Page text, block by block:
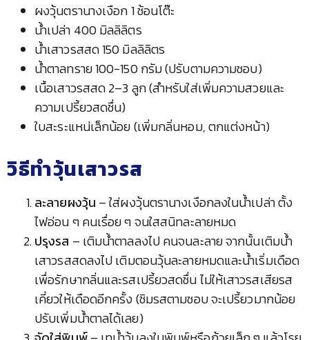
ผงวุ้นตรานางเงือก 1 ช้อนโต๊ะ
น้ำเปล่า 400 มิลลิลิตร
น้ำเสาวรสสด 150 มิลลิลิตร
น้ำตาลทราย 100-150 กรัม (ปรับตามความชอบ)
เนื้อเสาวรสสด 2–3 ลูก (สำหรับใส่เพิ่มความสวยและ
ความเปรี้ยวสดชื่น)
ใบสะระแหน่เล็กน้อย (เพิ่มกลิ่นหอม, ตกแต่งหน้า)
วิธีทำวุ้นเสาวรส
ละลายผงวุ้น – ใส่ผงวุ้นตรานางเงือกลงในน้ำเปล่า ตั้ง
ไฟอ่อน ๆ คนเรื่อย ๆ จนใสสนิทละลายหมด
ปรุงรส – เติมน้ำตาลลงไป คนจนละลาย จากนั้นเติมน้ำ
เสาวรสสดลงไป เติมตอนวุ้นละลายหมดและน้ำเริ่มเดือด
เพื่อรักษากลิ่นและรสเปรี้ยวสดชื่น ไม่ให้เสาวรสเสียรส
เคี่ยวให้เดือดอีกครั้ง (ชิมรสตามชอบ จะเปรี้ยวมากน้อย
ปรับเพิ่มน้ำตาลได้เลย)